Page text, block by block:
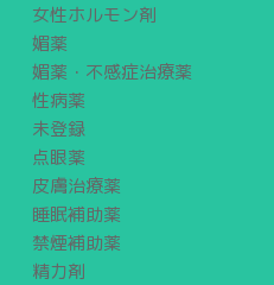
女性ホルモン剤
媚薬
媚薬・不感症治療薬
性病薬
未登録
点眼薬
皮膚治療薬
睡眠補助薬
禁煙補助薬
精力剤